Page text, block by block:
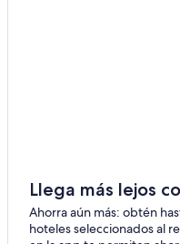
Hoteles que aceptan
Marriott Hotels &
Hoteles en Lake Wales
Llega más lejos
Ahorra aún más: obtén
hoteles seleccionados al